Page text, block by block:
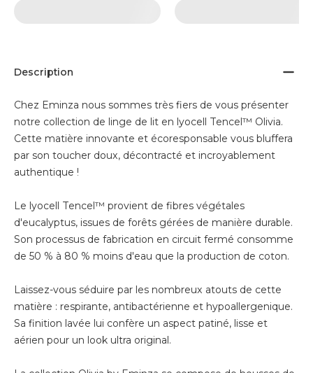
Description
Chez Eminza nous sommes très fiers de vous présenter
notre collection de linge de lit en lyocell Tencel™ Olivia.
Cette matière innovante et écoresponsable vous bluffera
par son toucher doux, décontracté et incroyablement
authentique !
Le lyocell Tencel™ provient de fibres végétales
d'eucalyptus, issues de forêts gérées de manière durable.
Son processus de fabrication en circuit fermé consomme
de 50 % à 80 % moins d'eau que la production de coton.
Laissez-vous séduire par les nombreux atouts de cette
matière : respirante, antibactérienne et hypoallergenique.
Sa finition lavée lui confère un aspect patiné, lisse et
aérien pour un look ultra original.